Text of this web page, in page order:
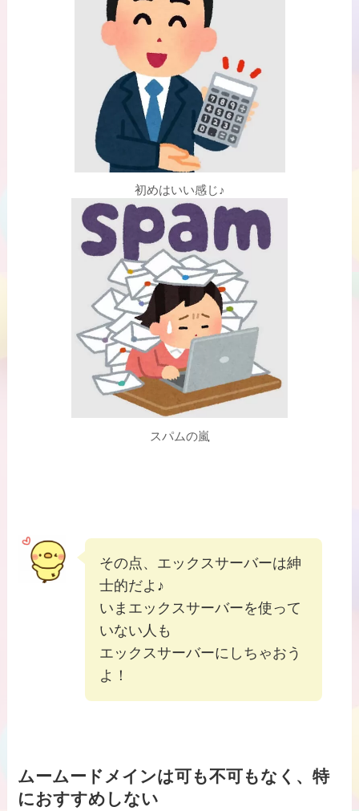
初めはいい感じ♪
スパムの嵐
その点、エックスサーバーは紳
士的だよ♪
いまエックスサーバーを使って
いない人も
エックスサーバーにしちゃおう
よ！
ムームードメインは可も不可もなく、特
におすすめしない